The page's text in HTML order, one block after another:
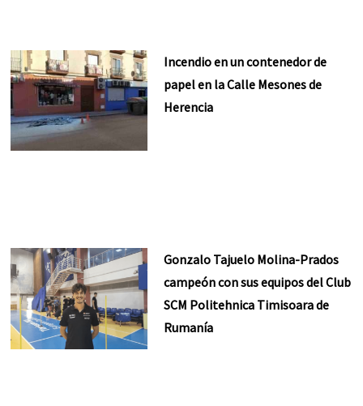
Incendio en un contenedor de
papel en la Calle Mesones de
Herencia
Gonzalo Tajuelo Molina-Prados
campeón con sus equipos del Club
SCM Politehnica Timisoara de
Rumanía